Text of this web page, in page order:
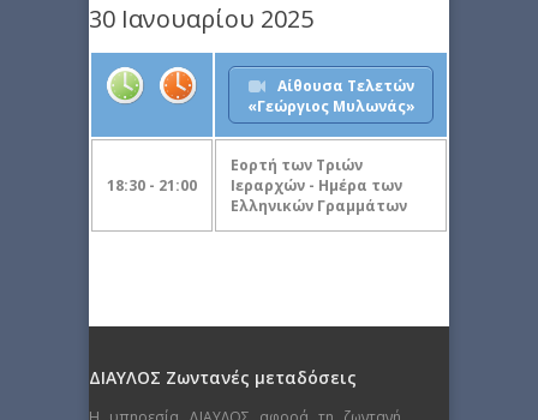
30 Ιανουαρίου 2025
Aίθουσα Τελετών
«Γεώργιος Μυλωνάς»
18:30 - 21:00
Εορτή των Τριών
Ιεραρχών - Ημέρα των
Ελληνικών Γραμμάτων
ΔΙΑΥΛΟΣ Ζωντανές μεταδόσεις